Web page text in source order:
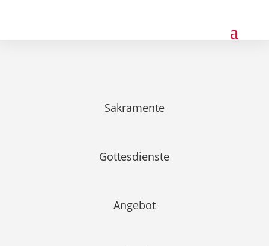
Sakramente
Gottesdienste
Angebot